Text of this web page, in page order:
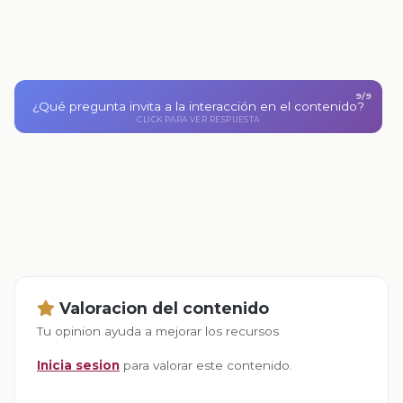
9/9
¿Qué pregunta invita a la interacción en el contenido?
CLICK PARA VER RESPUESTA
¿Tú has sentido toques o le has dado sin querer una
pequeña descarga a alguien?
CLICK PARA VOLVER
Valoracion del contenido
Tu opinion ayuda a mejorar los recursos
Inicia sesion para valorar este contenido.